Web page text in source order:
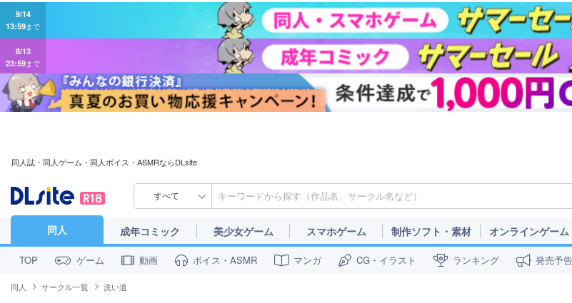
9/14
13:59まで
8/13
23:59まで
同人誌・同人ゲーム・同人ボイス・ASMRならDLsite
すべて
同人 成年コミック 美少女ゲーム スマホゲーム 制作ソフト・素材 オンラインゲーム
TOP ゲーム 動画 ボイス・ASMR マンガ CG・イラスト ランキング 発売予
同人 サークル一覧 洗い道